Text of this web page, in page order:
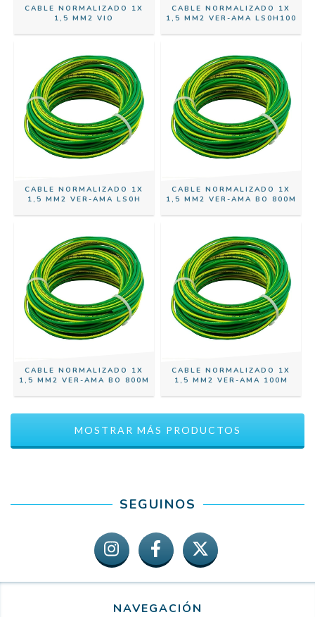
CABLE NORMALIZADO 1X
1,5 MM2 VIO
CABLE NORMALIZADO 1X
1,5 MM2 VER-AMA LS0H100
CABLE NORMALIZADO 1X
1,5 MM2 VER-AMA LS0H
CABLE NORMALIZADO 1X
1,5 MM2 VER-AMA BO 800M
CABLE NORMALIZADO 1X
1,5 MM2 VER-AMA BO 800M
CABLE NORMALIZADO 1X
1,5 MM2 VER-AMA 100M
MOSTRAR MÁS PRODUCTOS
SEGUINOS
NAVEGACIÓN